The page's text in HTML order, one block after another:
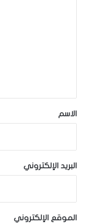
*الاسم
البريد الإلكتروني
الموقع الإلكتروني